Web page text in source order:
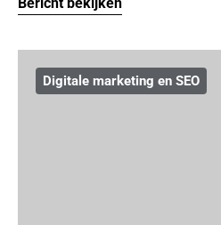
Digitale marketing en SEO